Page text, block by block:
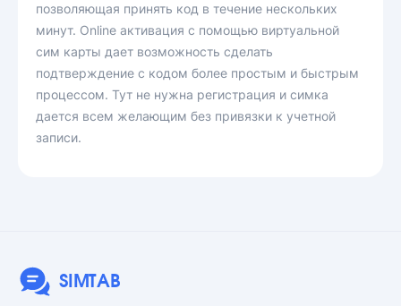
позволяющая принять код в течение нескольких
минут. Online активация с помощью виртуальной
сим карты дает возможность сделать
подтверждение с кодом более простым и быстрым
процессом. Тут не нужна регистрация и симка
дается всем желающим без привязки к учетной
записи.
SIMTAB